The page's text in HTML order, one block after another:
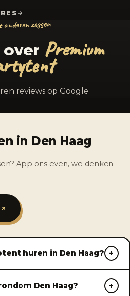
anderen zeggen
over Premium
reviews op Google
in Den Haag
App ons even, we denken
huren in Den Haag?
Den Haag?